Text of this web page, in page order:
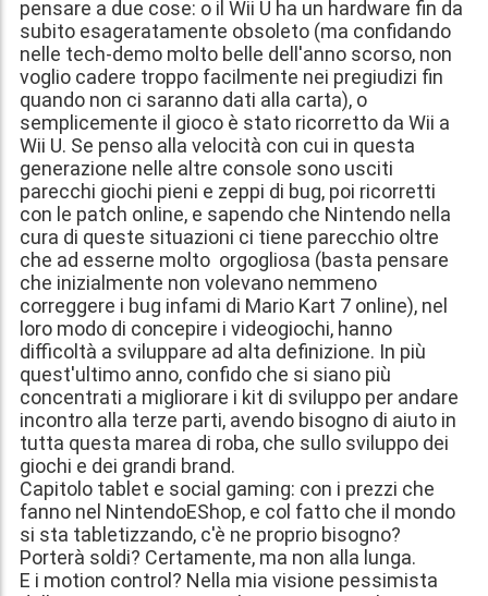
pensare a due cose: o il Wii U ha un hardware fin da
subito esageratamente obsoleto (ma confidando
nelle tech-demo molto belle dell'anno scorso, non
voglio cadere troppo facilmente nei pregiudizi fin
quando non ci saranno dati alla carta), o
semplicemente il gioco è stato ricorretto da Wii a
Wii U. Se penso alla velocità con cui in questa
generazione nelle altre console sono usciti
parecchi giochi pieni e zeppi di bug, poi ricorretti
con le patch online, e sapendo che Nintendo nella
cura di queste situazioni ci tiene parecchio oltre
che ad esserne molto orgogliosa (basta pensare
che inizialmente non volevano nemmeno
correggere i bug infami di Mario Kart 7 online), nel
loro modo di concepire i videogiochi, hanno
difficoltà a sviluppare ad alta definizione. In più
quest'ultimo anno, confido che si siano più
concentrati a migliorare i kit di sviluppo per andare
incontro alla terze parti, avendo bisogno di aiuto in
tutta questa marea di roba, che sullo sviluppo dei
giochi e dei grandi brand.
Capitolo tablet e social gaming: con i prezzi che
fanno nel NintendoEShop, e col fatto che il mondo
si sta tabletizzando, c'è ne proprio bisogno?
Porterà soldi? Certamente, ma non alla lunga.
E i motion control? Nella mia visione pessimista